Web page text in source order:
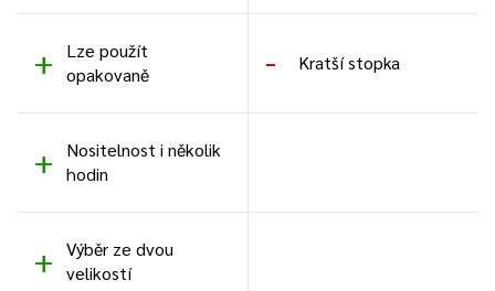
Lze použít
opakovaně
Kratší stopka
Nositelnost i několik
hodin
Výběr ze dvou
velikostí